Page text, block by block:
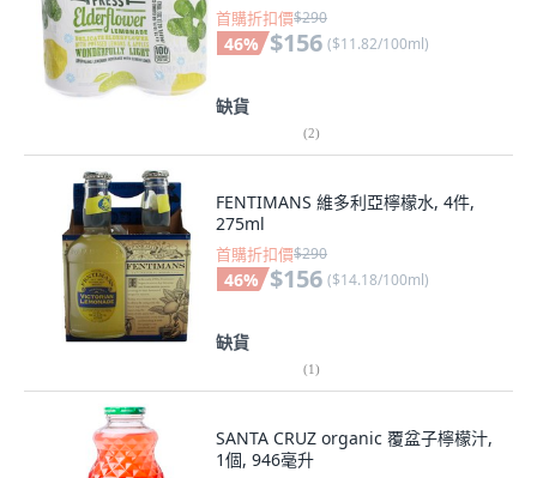
首購折扣價$290
46% $156 ($11.82/100ml)
缺貨
(2)
FENTIMANS 維多利亞檸檬水, 4件,
275ml
首購折扣價$290
46% $156 ($14.18/100ml)
缺貨
(1)
SANTA CRUZ organic 覆盆子檸檬汁,
1個, 946毫升